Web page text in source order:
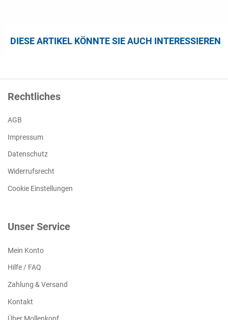
DIESE ARTIKEL KÖNNTE SIE AUCH INTERESSIEREN
Rechtliches
AGB
Impressum
Datenschutz
Widerrufsrecht
Cookie Einstellungen
Unser Service
Mein Konto
Hilfe / FAQ
Zahlung & Versand
Kontakt